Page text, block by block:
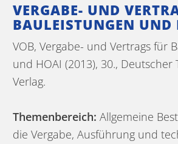
VERGABE- UND
BAULEISTUNGEN UND
VOB, Vergabe- und Vertrags für
und HOAI (2013), 30., Deutscher
Verlag.
Themenbereich:Allgemeine
die Vergabe, Ausführung und